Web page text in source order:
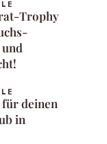
Trophy
deinen
in